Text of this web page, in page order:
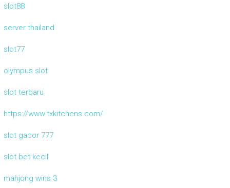
slot88
server thailand
slot77
olympus slot
slot terbaru
https://www.txkitchens.com/
slot gacor 777
slot bet kecil
mahjong wins 3